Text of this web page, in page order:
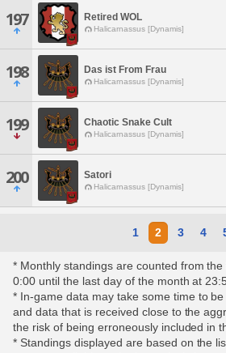
197 Retired WOL
Halicarnassus [Dynamis]
198 Das ist From Frau
Halicarnassus [Dynamis]
199 Chaotic Snake Cult
Halicarnassus [Dynamis]
200 Satori
Halicarnassus [Dynamis]
1 2 3 4
* Monthly standings are counted from
0:00 until the last day of the month at
* In-game data may take some time to
and data that is received close to the
the risk of being erroneously included in
* Standings displayed are based on the